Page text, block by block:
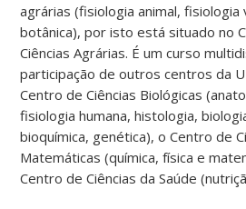
agrárias (fisiologia animal, fisiologia
botânica), por isto está situado no
Ciências Agrárias. É um curso
participação de outros centros da
Centro de Ciências Biológicas
fisiologia humana, histologia,
bioquímica, genética), o Centro de
Matemáticas (química, física e
Centro de Ciências da Saúde